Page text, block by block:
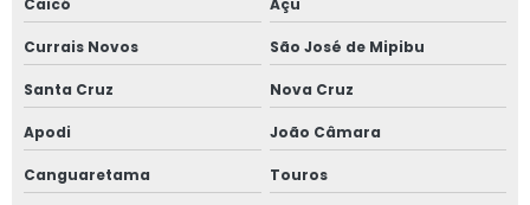
Currais Novos São José de Mipibu
Santa Cruz Nova Cruz
Apodi João Câmara
Canguaretama Touros